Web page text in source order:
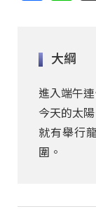
大綱
進入端午
今天的太
就有舉行
圍。